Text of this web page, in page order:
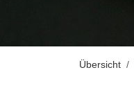
Übersicht